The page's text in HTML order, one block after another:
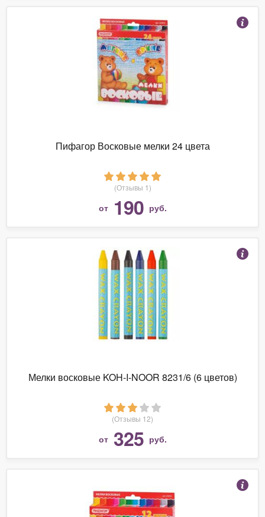
Пифагор Восковые мелки 24 цвета
(Отзывы 1)
от 190 руб.
Мелки восковые KOH-I-NOOR 8231/6 (6 цветов)
(Отзывы 12)
от 325 руб.